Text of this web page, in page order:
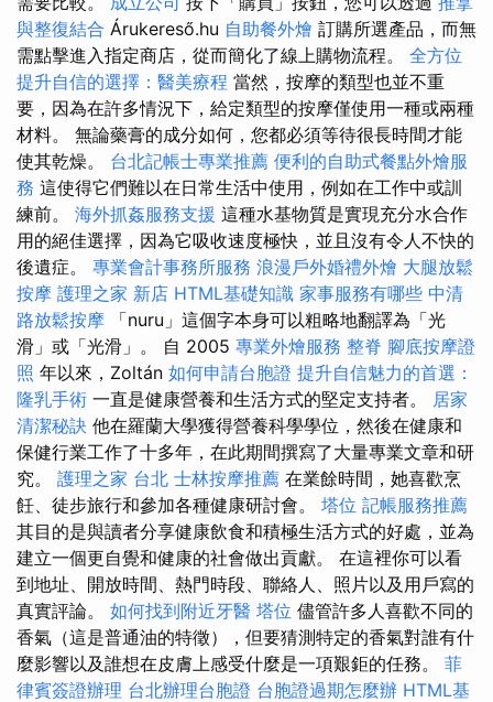
與整復結合 Árukereső.hu 自助餐外燴 訂購所選產品，而無
需點擊進入指定商店，從而簡化了線上購物流程。 全方位
提升自信的選擇：醫美療程 當然，按摩的類型也並不重
要，因為在許多情況下，給定類型的按摩僅使用一種或兩種
材料。 無論藥膏的成分如何，您都必須等待很長時間才能
使其乾燥。 台北記帳士專業推薦 便利的自助式餐點外燴服
務 這使得它們難以在日常生活中使用，例如在工作中或訓
練前。 海外抓姦服務支援 這種水基物質是實現充分水合作
用的絕佳選擇，因為它吸收速度極快，並且沒有令人不快的
後遺症。 專業會計事務所服務 浪漫戶外婚禮外燴 大腿放鬆
按摩 護理之家 新店 HTML基礎知識 家事服務有哪些 中清
路放鬆按摩
「nuru」這個字本身可以粗略地翻譯為「光
滑」或「光滑」。 自 2005 專業外燴服務 整脊 腳底按摩證
照 年以來，Zoltán 如何申請台胞證 提升自信魅力的首選：
隆乳手術 一直是健康營養和生活方式的堅定支持者。 居家
清潔秘訣 他在羅蘭大學獲得營養科學學位，然後在健康和
保健行業工作了十多年，在此期間撰寫了大量專業文章和研
究。 護理之家 台北 士林按摩推薦 在業餘時間，她喜歡烹
飪、徒步旅行和參加各種健康研討會。 塔位 記帳服務推薦
其目的是與讀者分享健康飲食和積極生活方式的好處，並為
建立一個更自覺和健康的社會做出貢獻。 在這裡你可以看
到地址、開放時間、熱門時段、聯絡人、照片以及用戶寫的
真實評論。 如何找到附近牙醫 塔位 儘管許多人喜歡不同的
香氣（這是普通油的特徵），但要猜測特定的香氣對誰有什
麼影響以及誰想在皮膚上感受什麼是一項艱鉅的任務。 菲
律賓簽證辦理 台北辦理台胞證 台胞證過期怎麼辦 HTML基